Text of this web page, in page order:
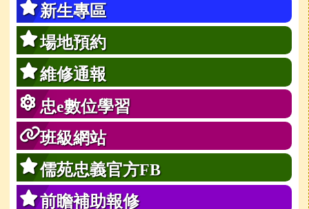
新生專區
場地預約
維修通報
忠e數位學習
班級網站
儒苑忠義官方FB
前瞻補助報修